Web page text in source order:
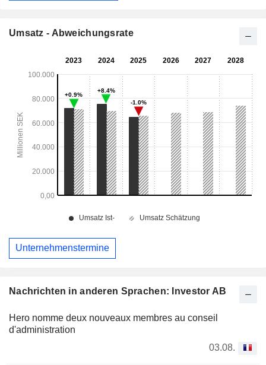
Nachrichten in anderen Sprachen: Investor AB
Hero nomme deux nouveaux membres au conseil
d'administration
03.08.
Umsatz - Abweichungsrate
Unternehmenstermine